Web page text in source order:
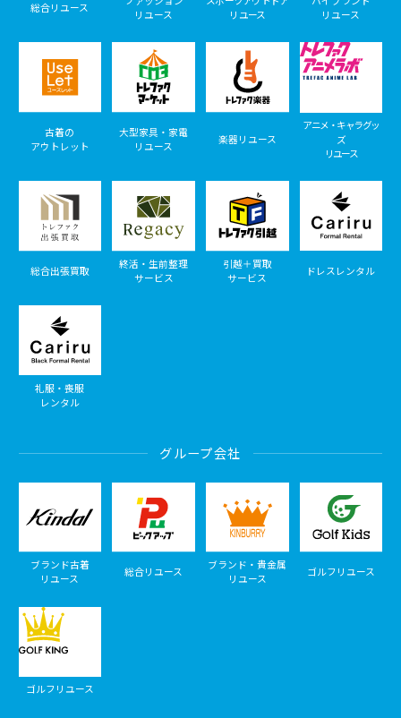
総合リユース
リユース
リユース
リユース
古着の
アウトレット
大型家具・家電
リユース
楽器リユース
アニメ・キャラグッ
ズ
リユース
総合出張買取
終活・生前整理
サービス
引越＋買取
サービス
ドレスレンタル
礼服・喪服
レンタル
グループ会社
ブランド古着
リユース
総合リユース
ブランド・貴金属
リユース
ゴルフリユース
ゴルフリユース